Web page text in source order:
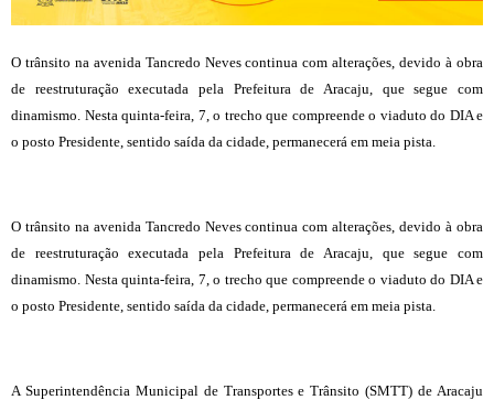
O trânsito na avenida Tancredo Neves continua com alterações, devido à obra
de reestruturação executada pela Prefeitura de Aracaju, que segue com
dinamismo. Nesta quinta-feira, 7, o trecho que compreende o viaduto do DIA e
o posto Presidente, sentido saída da cidade, permanecerá em meia pista.
O trânsito na avenida Tancredo Neves continua com alterações, devido à obra
de reestruturação executada pela Prefeitura de Aracaju, que segue com
dinamismo. Nesta quinta-feira, 7, o trecho que compreende o viaduto do DIA e
o posto Presidente, sentido saída da cidade, permanecerá em meia pista.
A Superintendência Municipal de Transportes e Trânsito (SMTT) de Aracaju